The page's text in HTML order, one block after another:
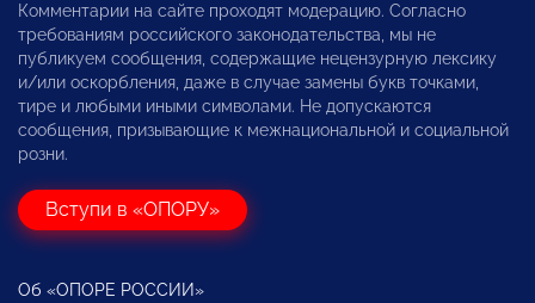
Комментарии на сайте проходят модерацию. Согласно
требованиям российского законодательства, мы не
публикуем сообщения, содержащие нецензурную лексику
и/или оскорбления, даже в случае замены букв точками,
тире и любыми иными символами. Не допускаются
сообщения, призывающие к межнациональной и социальной
розни.
Вступи в «ОПОРУ»
Об «ОПОРЕ РОССИИ»